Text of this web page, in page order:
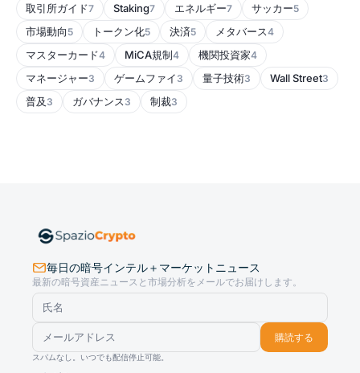
取引所ガイド7 Staking7 エネルギー7 サッカー5
市場動向 5 トークン化5 決済5 メタバース4
マスターカード4 MiCA規制4 機関投資家4
マネージャー3 ゲームファイ 3 量子技術3 Wall Street3
普及 3 ガバナンス 3 制裁3
毎日の暗号インテル＋マーケットニュース
最新の暗号資産ニュースと市場分析をメールでお届けします。
購読する
スパムなし。いつでも配信停止可能。